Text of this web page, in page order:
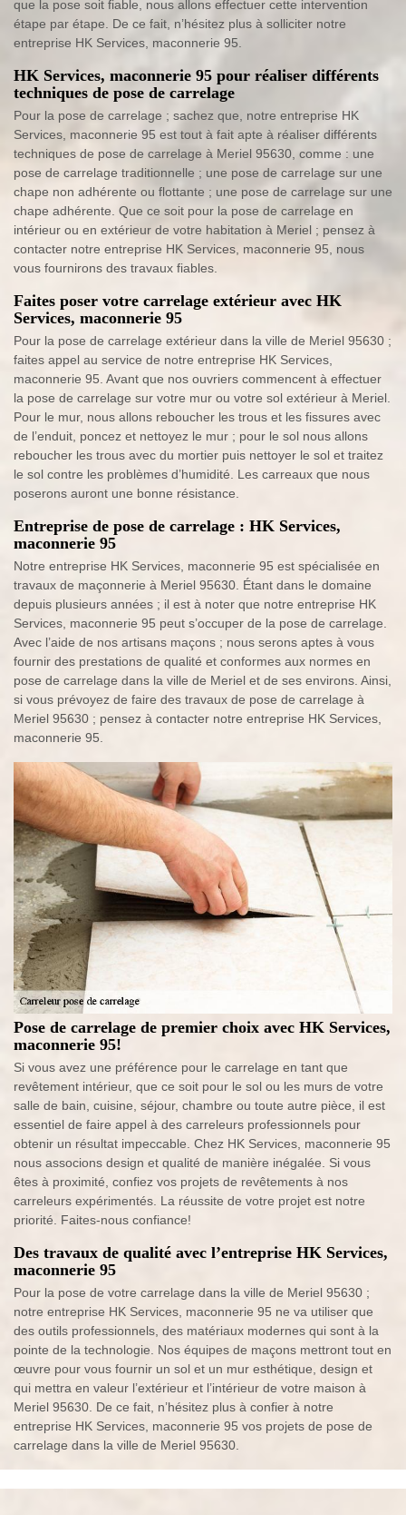
que la pose soit fiable, nous allons effectuer cette intervention
étape par étape. De ce fait, n’hésitez plus à solliciter notre
entreprise HK Services, maconnerie 95.
HK Services, maconnerie 95 pour réaliser différents
techniques de pose de carrelage
Pour la pose de carrelage ; sachez que, notre entreprise HK
Services, maconnerie 95 est tout à fait apte à réaliser différents
techniques de pose de carrelage à Meriel 95630, comme : une
pose de carrelage traditionnelle ; une pose de carrelage sur une
chape non adhérente ou flottante ; une pose de carrelage sur une
chape adhérente. Que ce soit pour la pose de carrelage en
intérieur ou en extérieur de votre habitation à Meriel ; pensez à
contacter notre entreprise HK Services, maconnerie 95, nous
vous fournirons des travaux fiables.
Faites poser votre carrelage extérieur avec HK
Services, maconnerie 95
Pour la pose de carrelage extérieur dans la ville de Meriel 95630 ;
faites appel au service de notre entreprise HK Services,
maconnerie 95. Avant que nos ouvriers commencent à effectuer
la pose de carrelage sur votre mur ou votre sol extérieur à Meriel.
Pour le mur, nous allons reboucher les trous et les fissures avec
de l’enduit, poncez et nettoyez le mur ; pour le sol nous allons
reboucher les trous avec du mortier puis nettoyer le sol et traitez
le sol contre les problèmes d’humidité. Les carreaux que nous
poserons auront une bonne résistance.
Entreprise de pose de carrelage : HK Services,
maconnerie 95
Notre entreprise HK Services, maconnerie 95 est spécialisée en
travaux de maçonnerie à Meriel 95630. Étant dans le domaine
depuis plusieurs années ; il est à noter que notre entreprise HK
Services, maconnerie 95 peut s’occuper de la pose de carrelage.
Avec l’aide de nos artisans maçons ; nous serons aptes à vous
fournir des prestations de qualité et conformes aux normes en
pose de carrelage dans la ville de Meriel et de ses environs. Ainsi,
si vous prévoyez de faire des travaux de pose de carrelage à
Meriel 95630 ; pensez à contacter notre entreprise HK Services,
maconnerie 95.
Pose de carrelage de premier choix avec HK Services,
maconnerie 95!
Si vous avez une préférence pour le carrelage en tant que
revêtement intérieur, que ce soit pour le sol ou les murs de votre
salle de bain, cuisine, séjour, chambre ou toute autre pièce, il est
essentiel de faire appel à des carreleurs professionnels pour
obtenir un résultat impeccable. Chez HK Services, maconnerie 95
nous associons design et qualité de manière inégalée. Si vous
êtes à proximité, confiez vos projets de revêtements à nos
carreleurs expérimentés. La réussite de votre projet est notre
priorité. Faites-nous confiance!
Des travaux de qualité avec l’entreprise HK Services,
maconnerie 95
Pour la pose de votre carrelage dans la ville de Meriel 95630 ;
notre entreprise HK Services, maconnerie 95 ne va utiliser que
des outils professionnels, des matériaux modernes qui sont à la
pointe de la technologie. Nos équipes de maçons mettront tout en
œuvre pour vous fournir un sol et un mur esthétique, design et
qui mettra en valeur l’extérieur et l’intérieur de votre maison à
Meriel 95630. De ce fait, n’hésitez plus à confier à notre
entreprise HK Services, maconnerie 95 vos projets de pose de
carrelage dans la ville de Meriel 95630.